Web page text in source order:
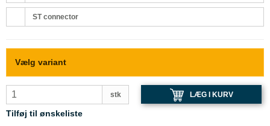
ST connector
Vælg variant
stk LÆG I KURV
Tilføj til ønskeliste